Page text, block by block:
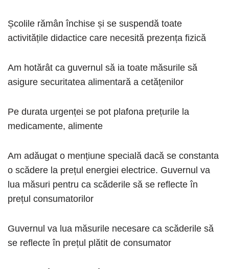
Școlile rămân închise și se suspendă toate
activitățile didactice care necesită prezența fizică
Am hotărât ca guvernul să ia toate măsurile să
asigure securitatea alimentară a cetățenilor
Pe durata urgenței se pot plafona prețurile la
medicamente, alimente
Am adăugat o mențiune specială dacă se constanta
o scădere la prețul energiei electrice. Guvernul va
lua măsuri pentru ca scăderile să se reflecte în
prețul consumatorilor
Guvernul va lua măsurile necesare ca scăderile să
se reflecte în prețul plătit de consumator